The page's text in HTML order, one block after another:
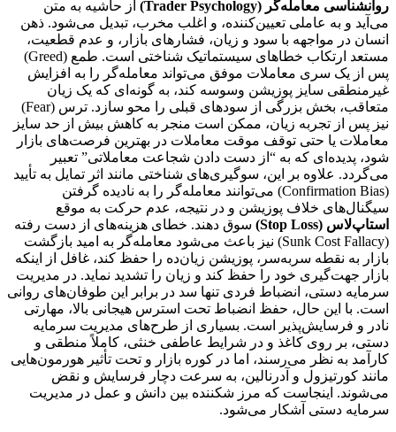
روانشناسی معامله‌گر (Trader Psychology)
از حاشیه به متن
می‌آید و به عاملی تعیین‌کننده، و اغلب مخرب، تبدیل می‌شود. ذهن
انسان در مواجهه با سود و زیان، فشارهای بازار، و عدم قطعیت،
مستعد ارتکاب خطاهای سیستماتیک شناختی است. طمع (Greed)
پس از یک سری معاملات موفق می‌تواند معامله‌گر را به افزایش
غیرمنطقی سایز پوزیشن وسوسه کند، به گونه‌ای که یک زیان
متعاقب، بخش بزرگی از سودهای قبلی را محو سازد. ترس (Fear)
نیز پس از تجربه زیان، ممکن است منجر به کاهش بیش از حد سایز
معاملات یا حتی توقف موقت معاملات در بهترین فرصت‌های بازار
شود، پدیده‌ای که به “از دست دادن شجاعت معاملاتی” تعبیر
می‌گردد. علاوه بر این، سوگیری‌های شناختی مانند اثر تمایل به تأیید
(Confirmation Bias) می‌توانند معامله‌گر را به نادیده گرفتن
سیگنال‌های خلاف پوزیشن و در نتیجه، عدم حرکت به موقع
استاپ‌لاس (Stop Loss)
سوق دهند. خطای هزینه‌های از دست رفته
(Sunk Cost Fallacy) نیز باعث می‌شود معامله‌گر به امید بازگشت
بازار به نقطه سربه‌سر، پوزیشن زیان‌ده را حفظ کند، غافل از اینکه
بازار جهت‌گیری خود را حفظ کند و زیان را تشدید نماید. در مدیریت
سرمایه دستی، انضباط فردی تنها سد در برابر این طوفان‌های روانی
است. با این حال، حفظ انضباط تحت استرس هیجانی بالا، مهارتی
نادر و فرسایش‌پذیر است. بسیاری از طرح‌های مدیریت سرمایه
دستی، بر روی کاغذ و در شرایط عاطفی خنثی، کاملاً منطقی و
کارآمد به نظر می‌رسند، اما در کوره بازار و تحت تأثیر هورمون‌هایی
مانند کورتیزول و آدرنالین، به سرعت دچار فرسایش و نقض
می‌شوند. اینجاست که مرز شکننده بین دانش و عمل در مدیریت
سرمایه دستی آشکار می‌شود.